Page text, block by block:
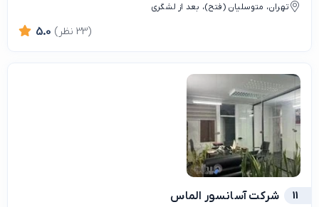
تهران، متوسلیان (فتح)، بعد از لشگری
5.0 (33 نظر)
11 شرکت آسانسور الماس